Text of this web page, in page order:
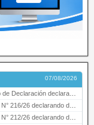
07/08/2026
de interés provincial PRESIDENCI…
de interés provincial la labor …
de interés provincial el “50° A…